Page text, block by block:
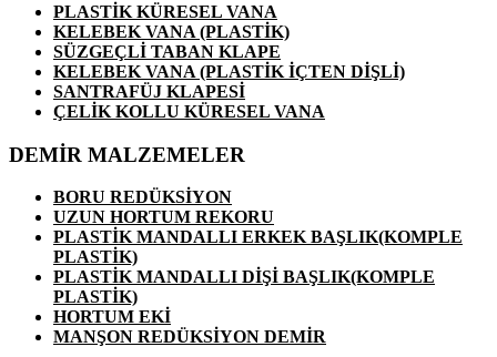
PLASTİK KÜRESEL VANA
KELEBEK VANA (PLASTİK)
SÜZGEÇLİ TABAN KLAPE
KELEBEK VANA (PLASTİK İÇTEN DİŞLİ)
SANTRAFÜJ KLAPESİ
ÇELİK KOLLU KÜRESEL VANA
DEMİR MALZEMELER
BORU REDÜKSİYON
UZUN HORTUM REKORU
PLASTİK MANDALLI ERKEK BAŞLIK(KOMPLE
PLASTİK)
PLASTİK MANDALLI DİŞİ BAŞLIK(KOMPLE
PLASTİK)
HORTUM EKİ
MANŞON REDÜKSİYON DEMİR